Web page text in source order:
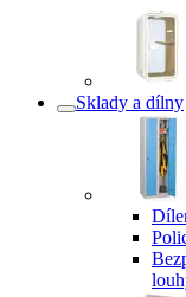
Sklady a dílny